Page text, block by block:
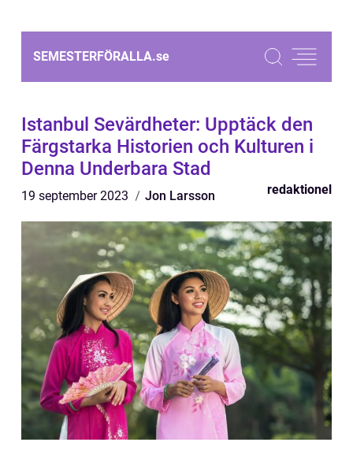
SEMESTERFÖRALLA.se
Istanbul Sevärdheter: Upptäck den
Färgstarka Historien och Kulturen i
Denna Underbara Stad
19 september 2023 Jon Larsson redaktionel